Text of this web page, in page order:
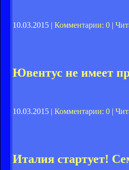
10.03.2015 | Комментарии: 0 |
Ювентус не имеет
10.03.2015 | Комментарии: 0 |
Италия стартует!